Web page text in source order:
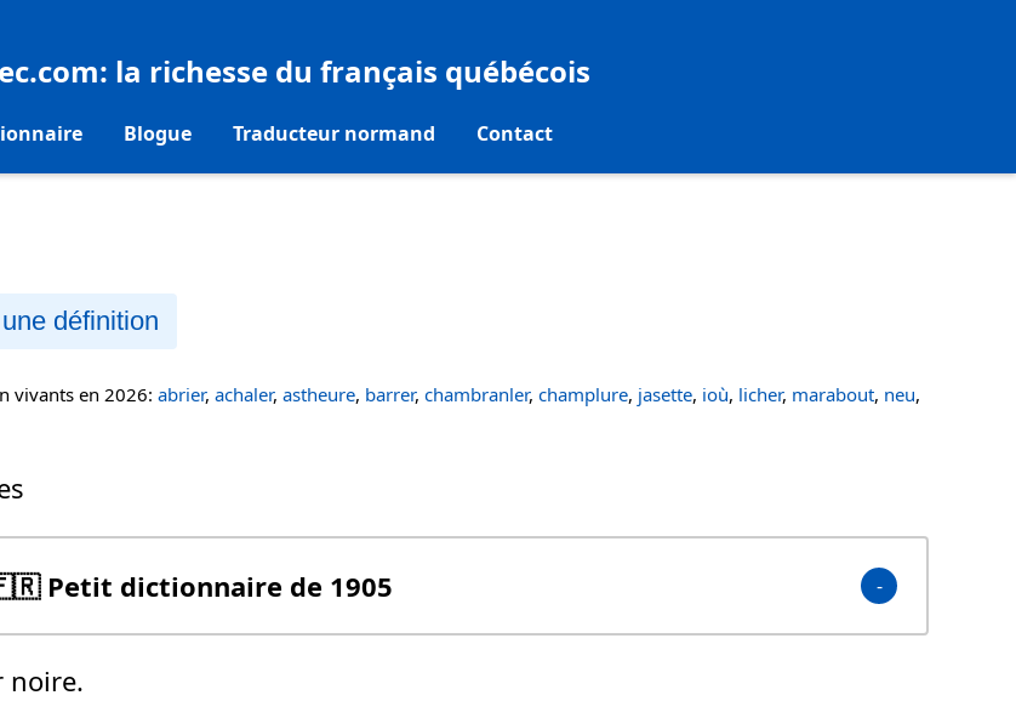
: la richesse du français québécois
Blogue Traducteur normand Contact
définition
vivants en 2026: abrier, achaler, astheure, barrer, chambranler, champlure, jasette, ioù, licher, marabout, neu,
Petit dictionnaire de 1905
noire.